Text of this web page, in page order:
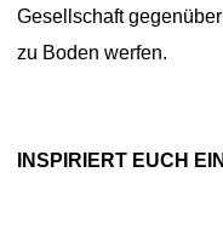
Gesellschaft
zu Boden werfen.
INSPIRIERT EUCH